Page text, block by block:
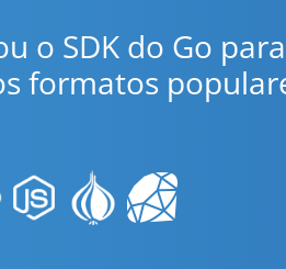
o SDK do Go
formatos